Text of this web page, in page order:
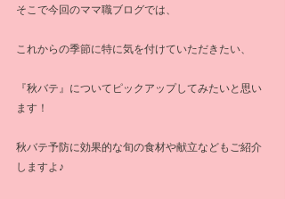
そこで今回のママ職ブログでは、
これからの季節に特に気を付けていただきたい、
『秋バテ』についてピックアップしてみたいと思い
ます！
秋バテ予防に効果的な旬の食材や献立などもご紹介
しますよ♪